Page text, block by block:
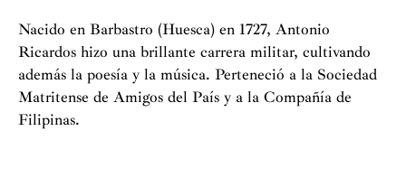
Nacido en Barbastro (Huesca) en 1727, Antonio
Ricardos hizo una brillante carrera militar, cultivando
además la poesía y la música. Perteneció a la Sociedad
Matritense de Amigos del País y a la Compañía de
Filipinas.